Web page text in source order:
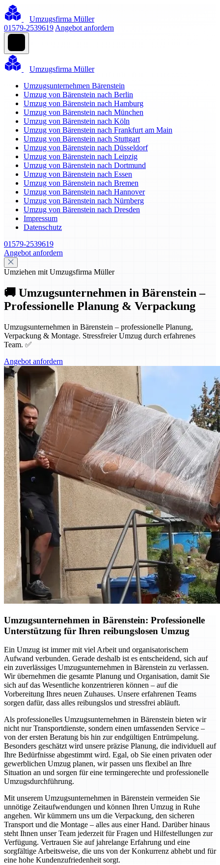
Umzugsfirma Müller
01579-2539619 Angebot anfordern
Umzugsfirma Müller
Umzugsunternehmen Bärenstein
Umzug von Bärenstein nach Berlin
Umzug von Bärenstein nach Hamburg
Umzug von Bärenstein nach München
Umzug von Bärenstein nach Köln
Umzug von Bärenstein nach Frankfurt am Main
Umzug von Bärenstein nach Stuttgart
Umzug von Bärenstein nach Düsseldorf
Umzug von Bärenstein nach Leipzig
Umzug von Bärenstein nach Dortmund
Umzug von Bärenstein nach Essen
Umzug von Bärenstein nach Bremen
Umzug von Bärenstein nach Hannover
Umzug von Bärenstein nach Nürnberg
Umzug von Bärenstein nach Dresden
Impressum
Datenschutz
01579-2539619
Angebot anfordern
Umziehen mit Umzugsfirma Müller
🚚 Umzugsunternehmen in Bärenstein –
Professionelle Planung & Verpackung
Umzugsunternehmen in Bärenstein – professionelle Planung,
Verpackung & Montage. Stressfreier Umzug durch erfahrenes
Team. ✅
Angebot anfordern
Umzugsunternehmen in Bärenstein: Professionelle
Unterstützung für Ihren reibungslosen Umzug
Ein Umzug ist immer mit viel Arbeit und organisatorischem
Aufwand verbunden. Gerade deshalb ist es entscheidend, sich auf
ein zuverlässiges Umzugsunternehmen in Bärenstein zu verlassen.
Wir übernehmen die gesamte Planung und Organisation, damit Sie
sich auf das Wesentliche konzentrieren können – auf die
Vorbereitung Ihres neuen Zuhauses. Unsere erfahrenen Teams
sorgen dafür, dass alles reibungslos und stressfrei abläuft.
Als professionelles Umzugsunternehmen in Bärenstein bieten wir
nicht nur Transportdienste, sondern einen umfassenden Service –
von der ersten Beratung bis hin zur endgültigen Entrümpelung.
Besonders geschätzt wird unsere präzise Planung, die individuell auf
Ihre Bedürfnisse abgestimmt wird. Egal, ob Sie einen privaten oder
gewerblichen Umzug planen, wir passen uns flexibel an Ihre
Situation an und sorgen für eine termingerechte und professionelle
Umzugsdurchführung.
Mit unserem Umzugsunternehmen in Bärenstein vermeiden Sie
unnötige Zeitaufwendungen und können Ihren Umzug in Ruhe
angehen. Wir kümmern uns um die Verpackung, den sicheren
Transport und die Montage – alles aus einer Hand. Darüber hinaus
steht Ihnen unser Team jederzeit für Fragen und Hilfestellungen zur
Verfügung. Vertrauen Sie auf jahrelange Erfahrung und eine
sorgfältige Arbeitsweise, die uns von der Konkurrenz abhebt und für
eine hohe Kundenzufriedenheit sorgt.